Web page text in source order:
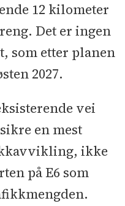
12 kilometer
Det er ingen
som etter planen
2027.
vei
en mest
ikke
på E6 som